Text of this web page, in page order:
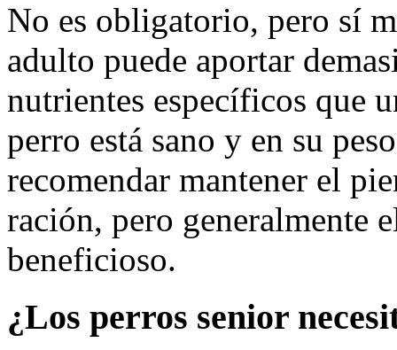
No es obligatorio, pero sí
adulto puede aportar
nutrientes específicos que
perro está sano y en su
recomendar mantener el
ración, pero generalmente
beneficioso.
¿Los perros senior